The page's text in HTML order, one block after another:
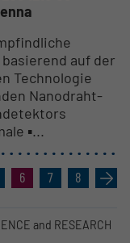
auf der
Technologie
Nanodraht-
▪...
6 7 8 »
and RESEARCH